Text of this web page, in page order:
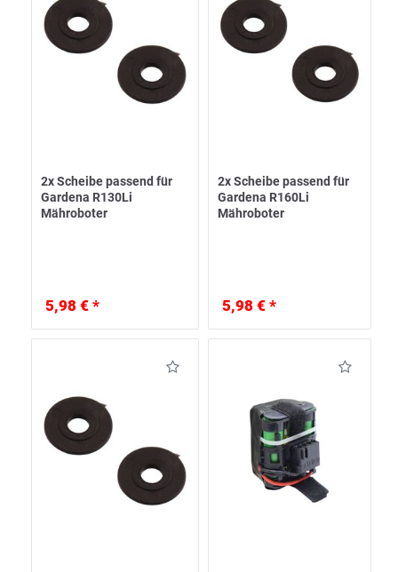
2x Scheibe passend für
Gardena R130Li
Mähroboter
5,98 € *
2x Scheibe passend für
Gardena R160Li
Mähroboter
5,98 € *